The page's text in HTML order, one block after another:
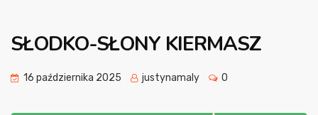
SŁODKO-SŁONY KIERMASZ
16 października 2025 justynamaly 0